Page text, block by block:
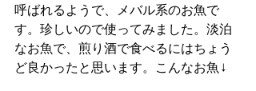
呼ばれるようで、メバル系のお魚で
す。珍しいので使ってみました。淡泊
なお魚で、煎り酒で食べるにはちょう
ど良かったと思います。こんなお魚↓